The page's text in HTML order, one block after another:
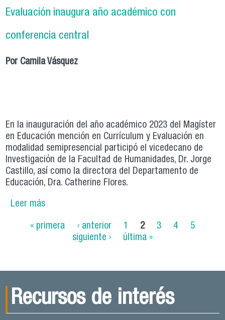
Evaluación inaugura año académico con
conferencia central
Por Camila Vásquez
En la inauguración del año académico 2023 del Magíster
en Educación mención en Currículum y Evaluación en
modalidad semipresencial participó el vicedecano de
Investigación de la Facultad de Humanidades, Dr. Jorge
Castillo, así como la directora del Departamento de
Educación, Dra. Catherine Flores.
Leer mássobre Magíster en Educación mención en
académico con conferencia central
Páginas
« primera ‹ anterior 1 2 3 4
5
siguiente ›
última »
Recursos de interés